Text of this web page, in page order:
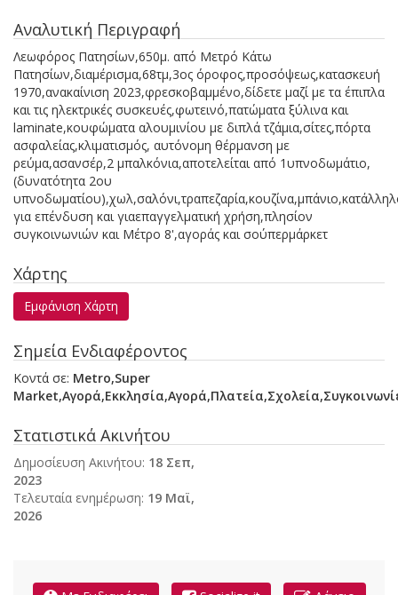
Αναλυτική Περιγραφή
Λεωφόρος Πατησίων,650μ. από Μετρό Κάτω
Πατησίων,διαμέρισμα,68τμ,3ος όροφος,προσόψεως,κατασκευή
1970,ανακαίνιση 2023,φρεσκοβαμμένο,δίδετε μαζί με τα έπιπλα
και τις ηλεκτρικές συσκευές,φωτεινό,πατώματα ξύλινα και
laminate,κουφώματα αλουμινίου με διπλά τζάμια,σίτες,πόρτα
ασφαλείας,κλιματισμός, αυτόνομη θέρμανση με
ρεύμα,ασανσέρ,2 μπαλκόνια,αποτελείται από 1υπνοδωμάτιο,
(δυνατότητα 2ου
για επένδυση και γιαεπαγγελματική χρήση,πλησίον
συγκοινωνιών και Μέτρο 8',αγοράς και σούπερμάρκετ
Χάρτης
Εμφάνιση Χάρτη
Σημεία Ενδιαφέροντος
Κοντά σε: Metro,Super
Στατιστικά Ακινήτου
Δημοσίευση Ακινήτου: 18 Σεπ,
2023
Τελευταία ενημέρωση: 19 Μαϊ,
2026